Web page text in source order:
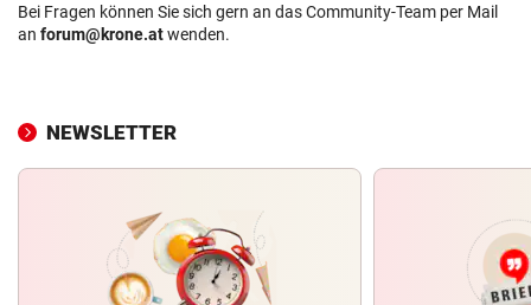
Bei Fragen können Sie sich gern an das Community-Team per Mail
an forum@krone.atwenden.
NEWSLETTER